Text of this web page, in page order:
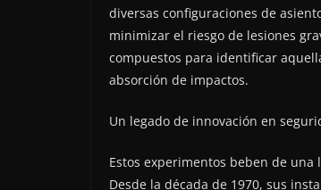
diversas configuraciones de
minimizar el riesgo de lesiones
compuestos para identificar
absorción de impactos.
Un legado de innovación en
Estos experimentos beben de
Desde la década de 1970, sus